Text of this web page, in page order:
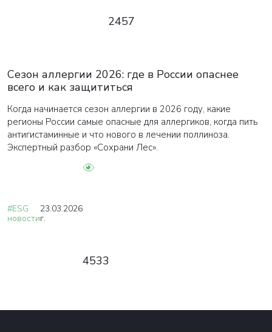
2457
Сезон аллергии 2026: где в России опаснее
всего и как защититься
Когда начинается сезон аллергии в 2026 году, какие
регионы России самые опасные для аллергиков, когда пить
антигистаминные и что нового в лечении поллиноза.
Экспертный разбор «Сохрани Лес».
#ESG
новости
23.03.2026
г.
4533